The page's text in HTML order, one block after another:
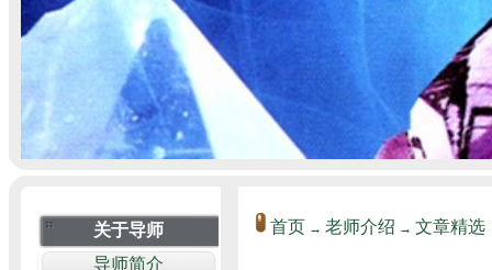
首页 → 老师介绍 → 文章精选